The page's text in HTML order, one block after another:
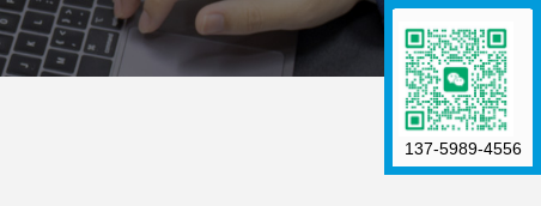
137-5989-4556